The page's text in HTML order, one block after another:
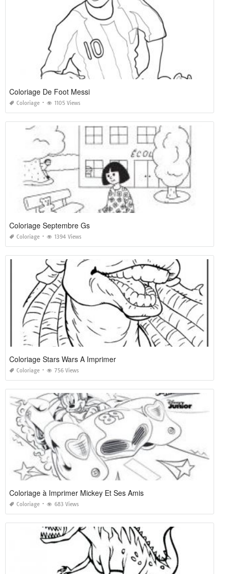
Coloriage De Foot Messi
Coloriage 1105 Views
Coloriage Septembre Gs
Coloriage 1394 Views
Coloriage Stars Wars A Imprimer
Coloriage 756 Views
Coloriage à Imprimer Mickey Et Ses Amis
Coloriage 683 Views